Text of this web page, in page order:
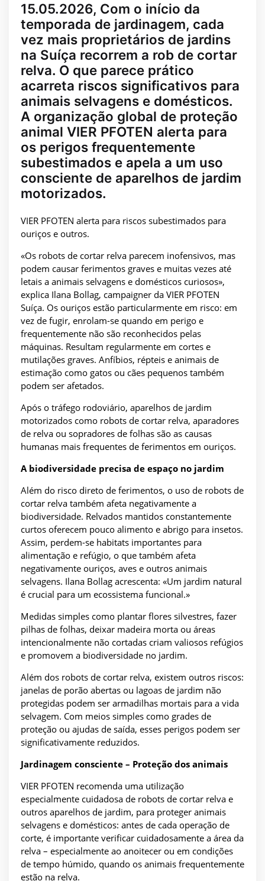
15.05.2026, Com o início da
temporada de jardinagem, cada
vez mais proprietários de jardins
na Suíça recorrem a rob de cortar
relva. O que parece prático
acarreta riscos significativos para
animais selvagens e domésticos.
A organização global de proteção
animal VIER PFOTEN alerta para
os perigos frequentemente
subestimados e apela a um uso
consciente de aparelhos de jardim
motorizados.
VIER PFOTEN alerta para riscos subestimados para
ouriços e outros.
«Os robots de cortar relva parecem inofensivos, mas
podem causar ferimentos graves e muitas vezes até
letais a animais selvagens e domésticos curiosos»,
explica Ilana Bollag, campaigner da VIER PFOTEN
Suíça. Os ouriços estão particularmente em risco: em
vez de fugir, enrolam-se quando em perigo e
frequentemente não são reconhecidos pelas
máquinas. Resultam regularmente em cortes e
mutilações graves. Anfíbios, répteis e animais de
estimação como gatos ou cães pequenos também
podem ser afetados.
Após o tráfego rodoviário, aparelhos de jardim
motorizados como robots de cortar relva, aparadores
de relva ou sopradores de folhas são as causas
humanas mais frequentes de ferimentos em ouriços.
A biodiversidade precisa de espaço no jardim
Além do risco direto de ferimentos, o uso de robots de
cortar relva também afeta negativamente a
biodiversidade. Relvados mantidos constantemente
curtos oferecem pouco alimento e abrigo para insetos.
Assim, perdem-se habitats importantes para
alimentação e refúgio, o que também afeta
negativamente ouriços, aves e outros animais
selvagens. Ilana Bollag acrescenta: «Um jardim natural
é crucial para um ecossistema funcional.»
Medidas simples como plantar flores silvestres, fazer
pilhas de folhas, deixar madeira morta ou áreas
intencionalmente não cortadas criam valiosos refúgios
e promovem a biodiversidade no jardim.
Além dos robots de cortar relva, existem outros riscos:
janelas de porão abertas ou lagoas de jardim não
protegidas podem ser armadilhas mortais para a vida
selvagem. Com meios simples como grades de
proteção ou ajudas de saída, esses perigos podem ser
significativamente reduzidos.
Jardinagem consciente – Proteção dos animais
VIER PFOTEN recomenda uma utilização
especialmente cuidadosa de robots de cortar relva e
outros aparelhos de jardim, para proteger animais
selvagens e domésticos: antes de cada operação de
corte, é importante verificar cuidadosamente a área da
relva – especialmente ao anoitecer ou em condições
de tempo húmido, quando os animais frequentemente
estão na relva.